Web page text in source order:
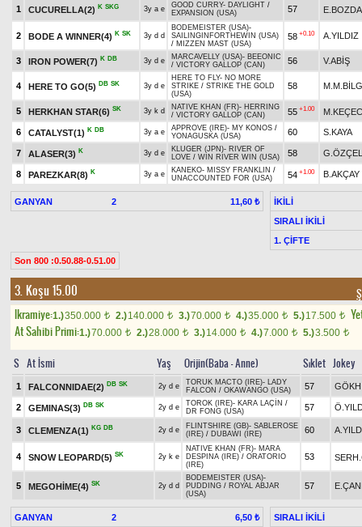
1 CUCURELLA(2) K SKG 3y a e GOOD CURRY- DAYLIGHT /
EXPANSION (USA)
57
2 BODE A WINNER(4) K SK 3y d d
BODEMEISTER (USA)-
SAILINGINFORTHEWIN (USA)
/ MIZZEN MAST (USA)
58 +0.10 A.YILDIZ
3 IRON POWER(7) K DB 3y d e MARCAVELLY (USA)- BEEONIC
/ VICTORY GALLOP (CAN) 56 V.ABİŞ
4 HERE TO GO(5) DB SK 3y d e
HERE TO FLY- NO MORE
STRIKE / STRIKE THE GOLD
(USA)
58
5 HERKHAN STAR(6) SK 3y k d NATIVE KHAN (FR)- HERRING
/ VICTORY GALLOP (CAN) 55 +1.00
6 CATALYST(1) K DB 3y a e APPROVE (IRE)- MY KONOS /
YONAGUSKA (USA)
60 S.KAYA
7 ALASER(3) K 3y d e KLUGER (JPN)- RIVER OF
LOVE / WIN RIVER WIN (USA) 58
8 PAREZKAR(8) K 3y a e KANEKO- MISSY FRANKLIN /
UNACCOUNTED FOR (USA)
54 +1.00 B.AKÇAY
GANYAN 2 11,60 ₺
İKİLİ
SIRALI İKİLİ
1. ÇİFTE
Son 800 :0.50.88-0.51.00
3. Koşu 15.00
Ikramiye:1.)350.000 t 2.)140.000 t 3.)70.000 t 4.)35.000 t 5.)17.500 t
At Sahibi Primi:1.)70.000 t 2.)28.000 t 3.)14.000 t 4.)7.000 t 5.)3.500 t
S At İsmi Yaş Orijin(Baba - Anne) Sıklet Jokey
1 FALCONNIDAE(2) DB SK 2y d e TORUK MACTO (IRE)- LADY
FALCON / OKAWANGO (USA) 57
2 GEMINAS(3) DB SK 2y d e TOROK (IRE)- KARA LAÇİN /
DR FONG (USA)
57
3 CLEMENZA(1) KG DB 2y d e FLINTSHIRE (GB)- SABLEROSE
(IRE) / DUBAWI (IRE) 60
4 SNOW LEOPARD(5) SK 2y k e
NATIVE KHAN (FR)- MARA
DESPINA (IRE) / ORATORIO
(IRE)
53
5 MEGOHİME(4) SK 2y d d
BODEMEISTER (USA)-
PUDDING / ROYAL ABJAR
(USA)
57
GANYAN 2 6,50 ₺
SIRALI İKİLİ